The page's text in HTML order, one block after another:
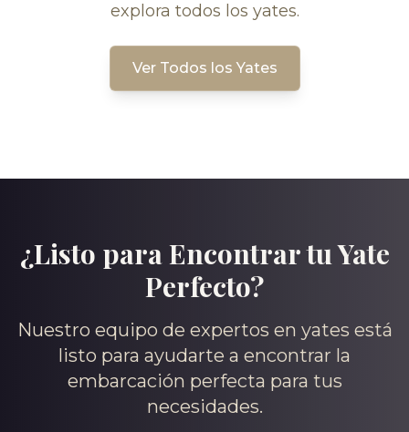
explora todos los yates.
Ver Todos los Yates
¿Listo para Encontrar tu Yate
Perfecto?
Nuestro equipo de expertos en yates está
listo para ayudarte a encontrar la
embarcación perfecta para tus
necesidades.